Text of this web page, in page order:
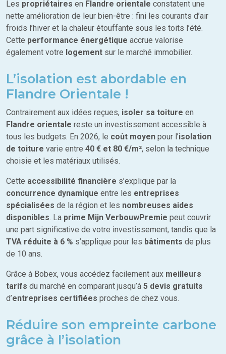
Les propriétaires en Flandre orientale constatent une
nette amélioration de leur bien-être : fini les courants d’air
froids l’hiver et la chaleur étouffante sous les toits l’été.
Cette performance énergétique accrue valorise
également votre logement sur le marché immobilier.
L’isolation est abordable en
Flandre Orientale !
Contrairement aux idées reçues, isoler sa toiture en
Flandre orientale reste un investissement accessible à
tous les budgets. En 2026, le coût moyen pour l’isolation
de toiture varie entre 40 € et 80 €/m², selon la technique
choisie et les matériaux utilisés.
Cette accessibilité financière s’explique par la
concurrence dynamique entre les entreprises
spécialisées de la région et les nombreuses aides
disponibles. La prime Mijn VerbouwPremie peut couvrir
une part significative de votre investissement, tandis que la
TVA réduite à 6 % s’applique pour les bâtiments de plus
de 10 ans.
Grâce à Bobex, vous accédez facilement aux meilleurs
tarifs du marché en comparant jusqu’à 5 devis gratuits
d’entreprises certifiées proches de chez vous.
Réduire son empreinte carbone
grâce à l’isolation